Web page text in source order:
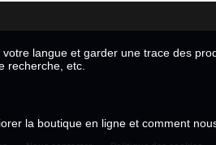
langue et garder une trace des
recherche, etc.
la boutique en ligne et comment